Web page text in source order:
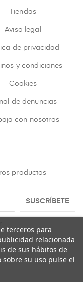
Tiendas
Aviso legal
de privacidad
y condiciones
Cookies
de denuncias
con nosotros
productos
SUSCRÍBETE
terceros para
relacionada
de sus hábitos de
sobre su uso pulse el